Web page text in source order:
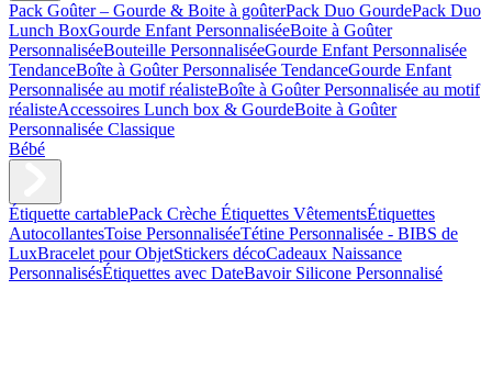
Pack Goûter – Gourde & Boite à goûterPack Duo GourdePack Duo
Lunch BoxGourde Enfant PersonnaliséeBoite à Goûter
PersonnaliséeBouteille PersonnaliséeGourde Enfant Personnalisée
TendanceBoîte à Goûter Personnalisée TendanceGourde Enfant
Personnalisée au motif réalisteBoîte à Goûter Personnalisée au motif
réalisteAccessoires Lunch box & GourdeBoite à Goûter
Personnalisée Classique
Bébé
Étiquette cartablePack Crèche Étiquettes VêtementsÉtiquettes
AutocollantesToise PersonnaliséeTétine Personnalisée - BIBS de
LuxBracelet pour ObjetStickers décoCadeaux Naissance
PersonnalisésÉtiquettes avec DateBavoir Silicone Personnalisé